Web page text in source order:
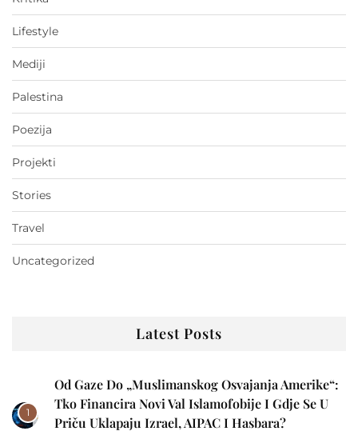
Lifestyle
Mediji
Palestina
Poezija
Projekti
Stories
Travel
Uncategorized
Latest Posts
1
Od Gaze Do „muslimanskog Osvajanja Amerike“:
Tko Financira Novi Val Islamofobije I Gdje Se U
Priču Uklapaju Izrael, AIPAC I Hasbara?